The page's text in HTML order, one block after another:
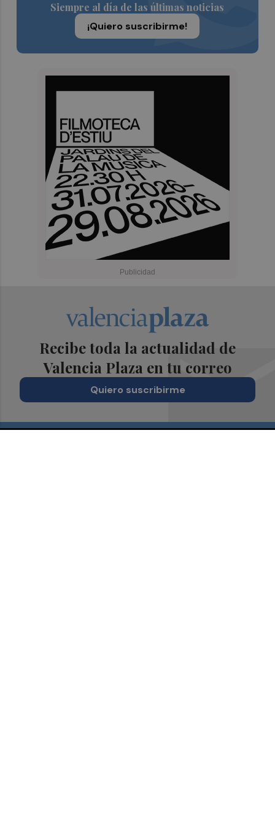
Siempre al día de las últimas noticias
¡Quiero suscribirme!
Recibe toda la actualidad de
Valencia Plaza en tu correo
Quiero suscribirme